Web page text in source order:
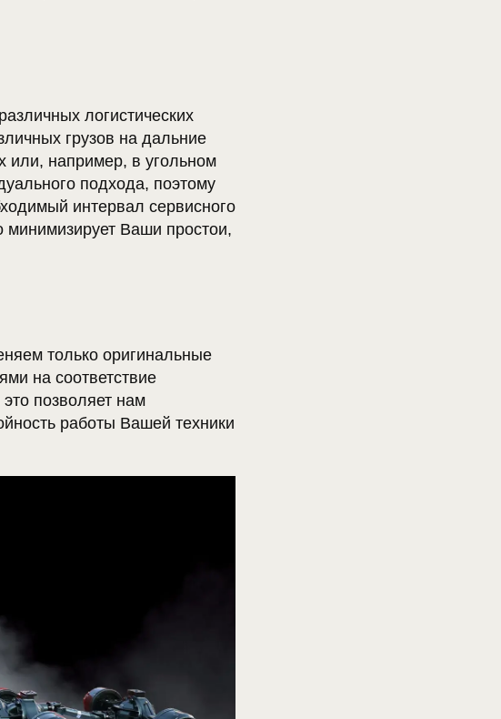
логистических
грузов на дальние
или, например, в угольном
подхода, поэтому
интервал сервисного
Ваши простои,
только оригинальные
на соответствие
позволяет нам
работы Вашей техники